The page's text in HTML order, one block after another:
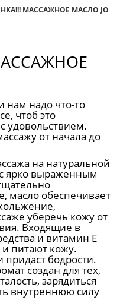
МАССАЖНОЕ МАСЛО JO
нам надо что-то
чтоб это
удовольствием.
от начала до
на натуральной
ярко выраженным
масло обеспечивает
уберечь кожу от
Входящие в
и витамин Е
питают кожу.
бодрости.
создан для тех,
зарядиться
внутреннюю силу